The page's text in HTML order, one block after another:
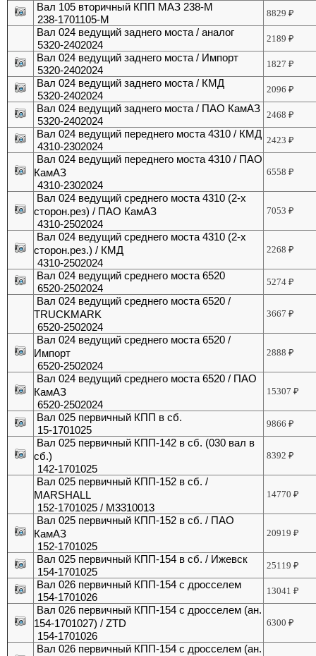
Вал 105 вторичный КПП МАЗ 238-М
238-1701105-М
8829₽
Вал 024 ведущий заднего моста / аналог
5320-2402024
2189₽
Вал 024 ведущий заднего моста / Импорт
5320-2402024
1827₽
Вал 024 ведущий заднего моста / КМД
5320-2402024
2096₽
Вал 024 ведущий заднего моста / ПАО КамАЗ
5320-2402024
2468₽
Вал 024 ведущий переднего моста 4310 / КМД
4310-2302024
2423₽
Вал 024 ведущий переднего моста 4310 / ПАО
КамАЗ
4310-2302024
6558₽
Вал 024 ведущий среднего моста 4310 (2-х
сторон.рез) / ПАО КамАЗ
4310-2502024
7053₽
Вал 024 ведущий среднего моста 4310 (2-х
сторон.рез.) / КМД
4310-2502024
2268₽
Вал 024 ведущий среднего моста 6520
6520-2502024
5274₽
Вал 024 ведущий среднего моста 6520 /
TRUCKMARK
6520-2502024
3667₽
Вал 024 ведущий среднего моста 6520 /
Импорт
6520-2502024
2888₽
Вал 024 ведущий среднего моста 6520 / ПАО
КамАЗ
6520-2502024
15307₽
Вал 025 первичный КПП в сб.
15-1701025
9866₽
Вал 025 первичный КПП-142 в сб. (030 вал в
сб.)
142-1701025
8392₽
Вал 025 первичный КПП-152 в сб. /
MARSHALL
152-1701025 / M3310013
14770₽
Вал 025 первичный КПП-152 в сб. / ПАО
КамАЗ
152-1701025
20919₽
Вал 025 первичный КПП-154 в сб. / Ижевск
154-1701025
25119₽
Вал 026 первичный КПП-154 с дросселем
154-1701026
13041₽
Вал 026 первичный КПП-154 с дросселем (ан.
154-1701027) / ZTD
154-1701026
6300₽
Вал 026 первичный КПП-154 с дросселем (ан.